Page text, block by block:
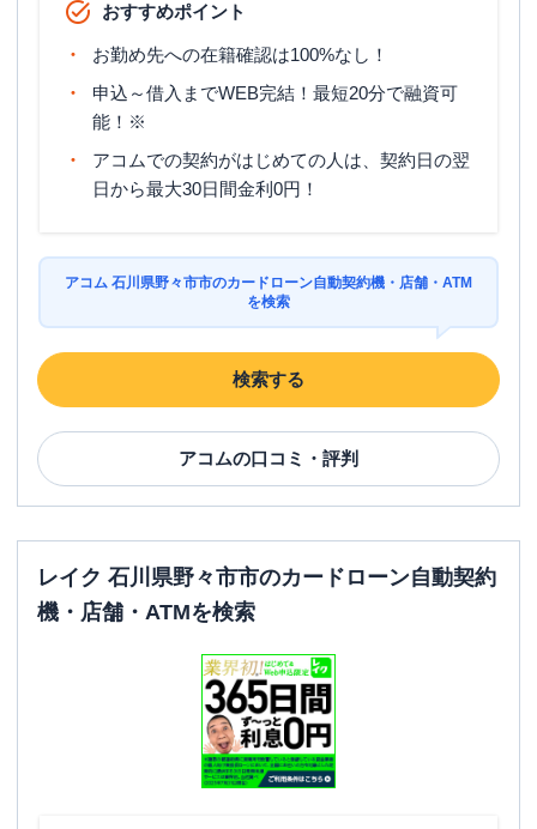
おすすめポイント
お勤め先への在籍確認は100%なし！
申込～借入までWEB完結！最短20分で融資可
能！※
アコムでの契約がはじめての人は、契約日の翌
日から最大30日間金利0円！
アコム 石川県野々市市のカードローン自動契約機・店舗・ATM
を検索
検索する
アコムの口コミ・評判
レイク 石川県野々市市のカードローン自動契約
機・店舗・ATMを検索